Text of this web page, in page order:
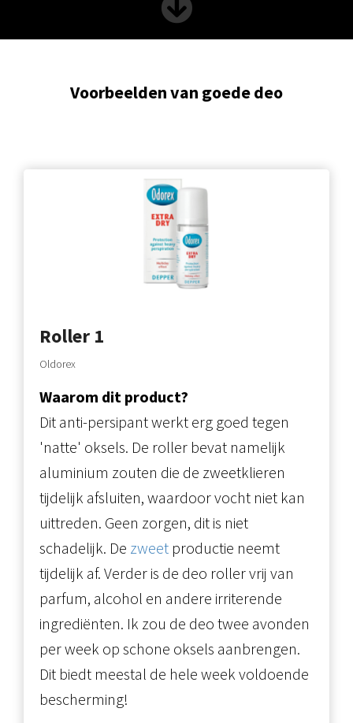
Voorbeelden van goede deo
Roller 1
Oldorex
Waarom dit product?
Dit anti-persipant werkt erg goed tegen
'natte' oksels. De roller bevat namelijk
aluminium zouten die de zweetklieren
tijdelijk afsluiten, waardoor vocht niet kan
uittreden. Geen zorgen, dit is niet
schadelijk. De zweet productie neemt
tijdelijk af. Verder is de deo roller vrij van
parfum, alcohol en andere irriterende
ingrediënten. Ik zou de deo twee avonden
per week op schone oksels aanbrengen.
Dit biedt meestal de hele week voldoende
bescherming!